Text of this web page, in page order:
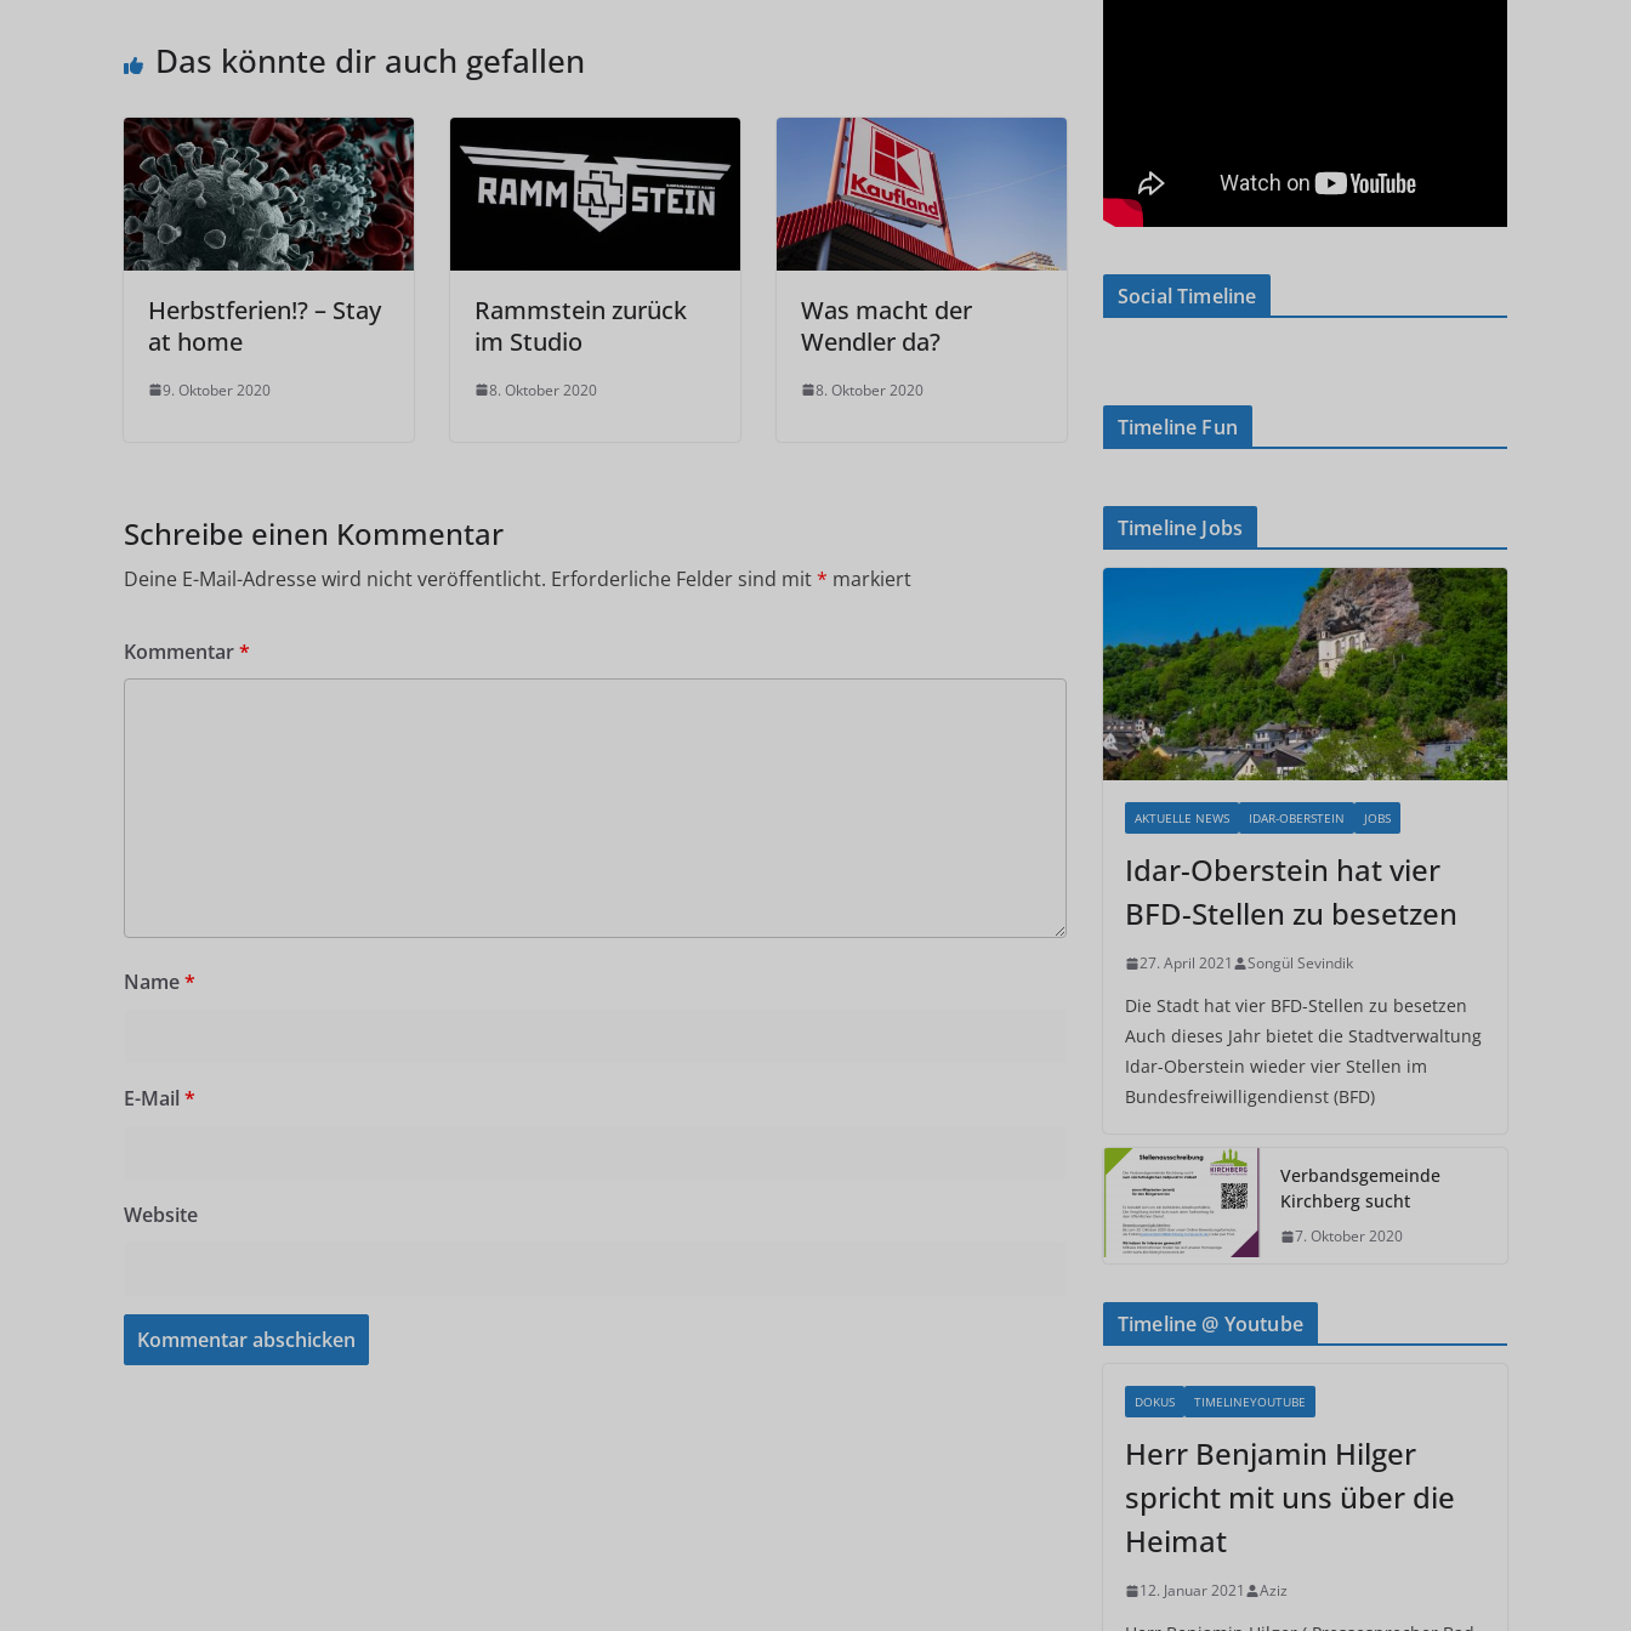
Das könnte dir auch gefallen
Herbstferien!? – Stay
at home
9. Oktober 2020
Rammstein zurück
im Studio
8. Oktober 2020
Was macht der
Wendler da?
8. Oktober 2020
Schreibe einen Kommentar
Deine E-Mail-Adresse wird nicht veröffentlicht. Erforderliche Felder sind mit* markiert
Kommentar*
Name*
E-Mail *
Website
Social Timeline
Timeline Fun
Timeline Jobs
AKTUELLE NEWS IDAR-OBERSTEIN JOBS
Idar-Oberstein hat vier
BFD-Stellen zu besetzen
27. April 2021 Songül Sevindik
Die Stadt hat vier BFD-Stellen zu besetzen
Auch dieses Jahr bietet die Stadtverwaltung
Idar-Oberstein wieder vier Stellen im
Bundesfreiwilligendienst (BFD)
Verbandsgemeinde
Kirchberg sucht
7. Oktober 2020
Timeline @ Youtube
DOKUS TIMELINEYOUTUBE
Herr Benjamin Hilger
spricht mit uns über die
Heimat
12. Januar 2021 Aziz